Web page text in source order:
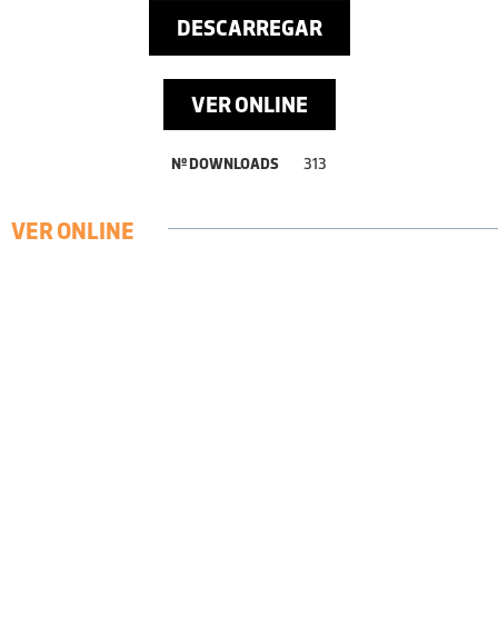
DESCARREGAR
VER ONLINE
Nº DOWNLOADS 313
VER ONLINE